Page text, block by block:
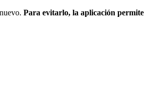
Para evitarlo, la aplicación permite